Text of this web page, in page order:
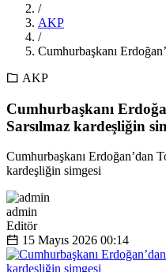
/
AKP
/
Cumhurbaşkanı
AKP
Cumhurbaşkanı
Sarsılmaz kardeşliğin
Cumhurbaşkanı Erdoğan’dan
kardeşliğin simgesi
admin
Editör
15 Mayıs 2026 00:14